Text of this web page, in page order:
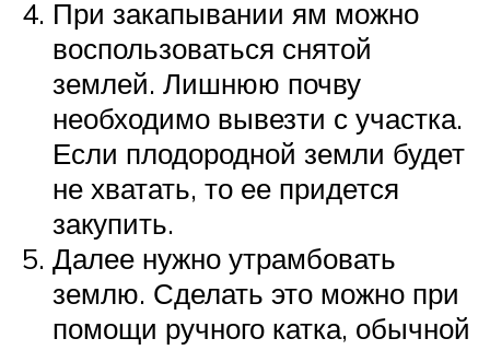
При закапывании ям можно
воспользоваться снятой
землей. Лишнюю почву
необходимо вывезти с участка.
Если плодородной земли будет
не хватать, то ее придется
закупить.
Далее нужно утрамбовать
землю. Сделать это можно при
помощи ручного катка, обычной